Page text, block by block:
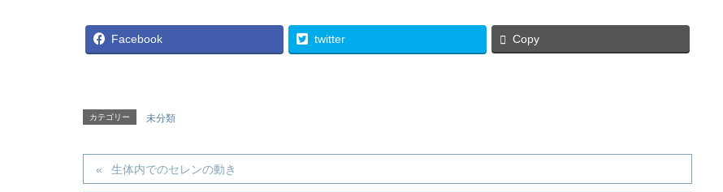
Facebook twitter Copy
カテゴリー 未分類
生体内でのセレンの動き